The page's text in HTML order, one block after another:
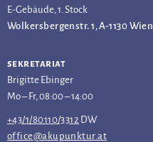
E-Gebäude, 1. Stock
Wolkersbergenstr. 1, A-1130 Wien
sekretariat
Brigitte Ebinger
Mo – Fr, 08:00 – 14:00
+43/1/80110/3312 DW
office@akupunktur.at